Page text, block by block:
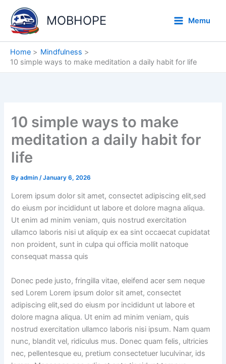
content
MOBHOPE Memu
Home
Mindfulness
10 simple ways to make meditation a daily habit for life
10 simple ways to make
meditation a daily habit for
life
Byadmin/January 6, 2026
Lorem ipsum dolor sit amet, consectet adipiscing elit,sed
do eiusm por incididunt ut labore et dolore magna aliqua.
Ut enim ad minim veniam, quis nostrud exercitation
ullamco laboris nisi ut aliquip ex ea sint occaecat cupidatat
non proident, sunt in culpa qui officia mollit natoque
consequat massa quis
Donec pede justo, fringilla vitae, eleifend acer sem neque
sed Lorem Lorem ipsum dolor sit amet, consectet
adipiscing elit,sed do eiusm por incididunt ut labore et
dolore magna aliqua. Ut enim ad minim veniam, quis
nostrud exercitation ullamco laboris nisi ipsum. Nam quam
nunc, blandit vel, ridiculus mus. Donec quam felis, ultricies
nec, pellentesque eu, pretium consectetuer luculvinar, ids